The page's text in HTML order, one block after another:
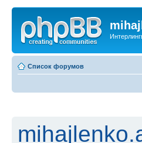
Список форумов